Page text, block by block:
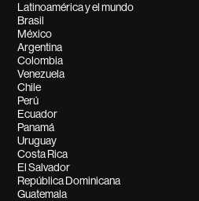
Latinoamérica y el mundo
Brasil
México
Argentina
Colombia
Venezuela
Chile
Perú
Ecuador
Panamá
Uruguay
Costa Rica
El Salvador
República Dominicana
Guatemala